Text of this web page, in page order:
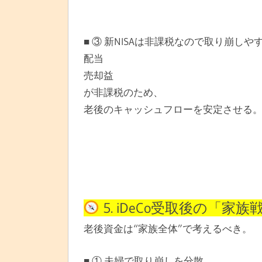
■ ③ 新NISAは非課税なので取り崩しや
配当
売却益
が非課税のため、
老後のキャッシュフローを安定させる。
5. iDeCo受取後の「家族戦
老後資金は“家族全体”で考えるべき。